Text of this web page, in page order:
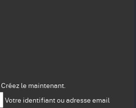
Créez le maintenant.
Votre identifiant ou adresse email